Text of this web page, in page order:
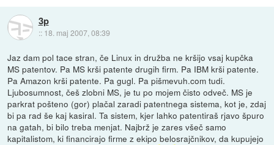
3p
:: 18. maj 2007, 08:39
Jaz dam pol tace stran, če Linux in družba ne kršijo vsaj kupčka
MS patentov. Pa MS krši patente drugih firm. Pa IBM krši patente.
Pa Amazon krši patente. Pa gugl. Pa pišmevuh.com tudi.
Ljubosumnost, češ zlobni MS, je tu po mojem čisto odveč. MS je
parkrat pošteno (gor) plačal zaradi patentnega sistema, kot je, zdaj
bi pa rad še kaj kasiral. Ta sistem, kjer lahko patentiraš rjavo špuro
na gatah, bi bilo treba menjat. Najbrž je zares všeč samo
kapitalistom, ki financirajo firme z ekipo belosrajčnikov, da kupujejo